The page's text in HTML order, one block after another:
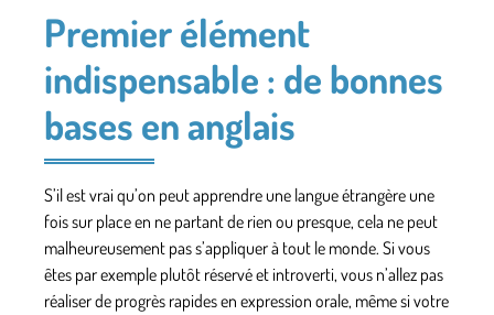
Premier élément
indispensable : de bonnes
bases en anglais
S’il est vrai qu’on peut apprendre une langue étrangère une
fois sur place en ne partant de rien ou presque, cela ne peut
malheureusement pas s’appliquer à tout le monde. Si vous
êtes par exemple plutôt réservé et introverti, vous n’allez pas
réaliser de progrès rapides en expression orale, même si votre